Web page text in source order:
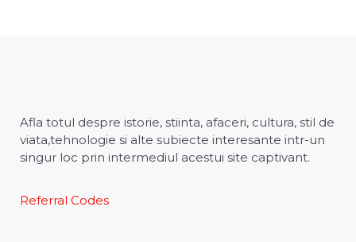
Afla totul despre istorie, stiinta, afaceri, cultura, stil de
viata,tehnologie si alte subiecte interesante intr-un
singur loc prin intermediul acestui site captivant.
Referral Codes